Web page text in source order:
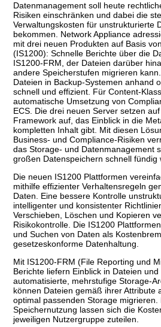
Datenmanagement soll heute
Risiken einschränken und dabei die
Verwaltungskosten für unstrukturierte
bekommen. Network Appliance
mit drei neuen Produkten auf Basis
(IS1200): Schnelle Berichte über die
IS1200-FRM, der Dateien darüber
andere Speicherstufen migrieren
Dateien in Backup-Systemen anhand
schnell und effizient. Für Content-
automatische Umsetzung von
ECS. Die drei neuen Server setzen
Framework auf, das Einblick in die
kompletten Inhalt gibt. Mit diesen
Business- und Compliance-Risiken
das Storage- und Datenmanagement
großen Datenspeichern schnell fündig
Die neuen IS1200 Plattformen
mithilfe effizienter Verhaltensregeln
Daten. Eine bessere Kontrolle
intelligenter und konsistenter
Verschieben, Löschen und Kopieren
Risikokontrolle. Die IS1200
und Suchen von Daten als
gesetzeskonforme Datenhaltung.
Mit IS1200-FRM (File Reporting und
Berichte liefern Einblick in Dateien
automatisierte, mehrstufige Storage-
können Dateien gemäß ihrer Attribute
optimal passenden Storage
Speichernutzung lassen sich die
jeweiligen Nutzergruppe zuteilen.